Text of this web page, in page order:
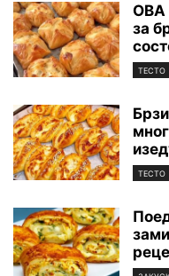
ОВА
за
ТЕСТО
ТЕСТО